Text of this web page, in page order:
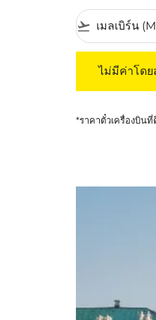
flight_takeoff
ไม่มีค่าโด
*ราคาตั๋วเครื่องบิน